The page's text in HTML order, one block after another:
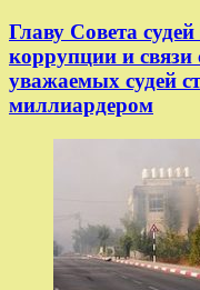
Главу Совета
коррупции и
уважаемых судей
миллиардером